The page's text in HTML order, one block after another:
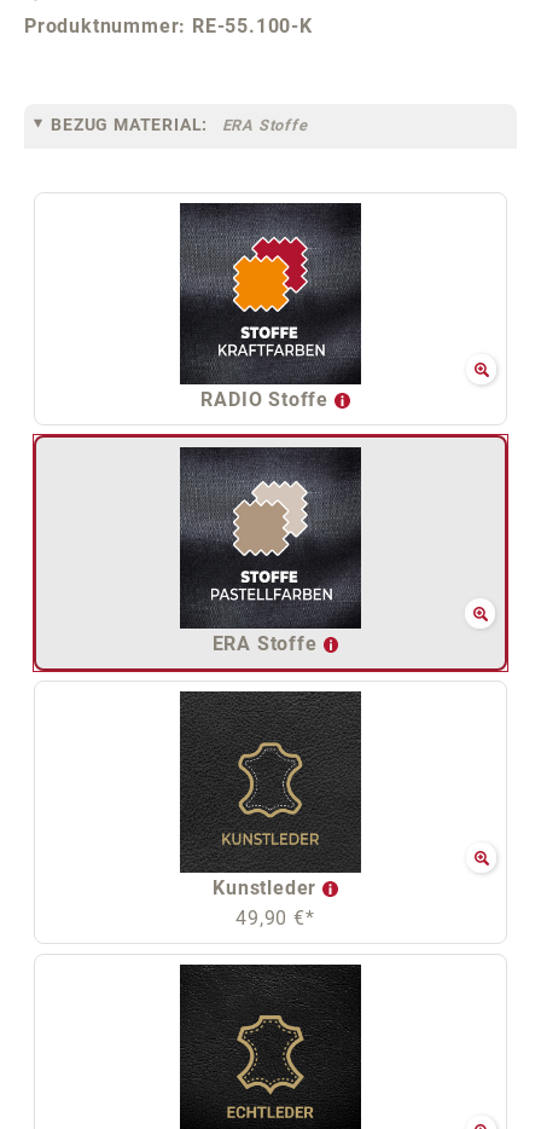
Produktnummer: RE-55.100-K
BEZUG MATERIAL: ERA Stoffe
RADIO Stoffe
ERA Stoffe
Kunstleder
49,90 €*